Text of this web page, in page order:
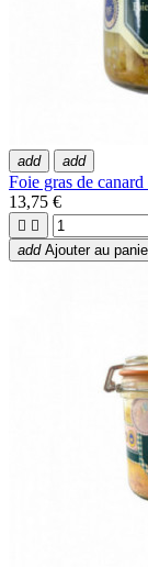
add add
Foie gras de
13,75 €
 
add Ajouter au